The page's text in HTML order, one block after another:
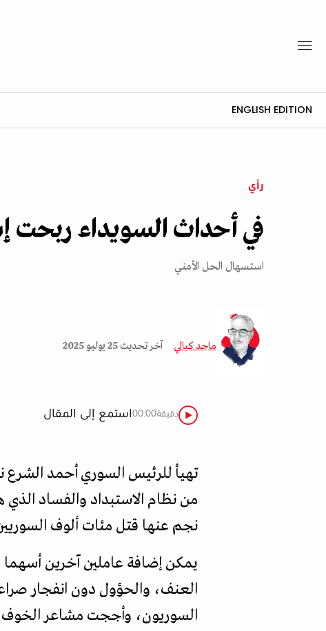
ENGLISH EDITION
رأي
في أحداث السويداء ربحت
استسهال الحل الأمني
ماجد كيالي آخر تحديث 25 يوليو 2025
استمع إلى المقال00:00دقيقة
تهيأ للرئيس السوري أحمد الشرع
نجم عنها قتل مئات ألوف
يمكن إضافة عاملين آخرين أسهما
العنف، والحؤول دون انفجار
السوريون، وأججت مشاعر الخوف